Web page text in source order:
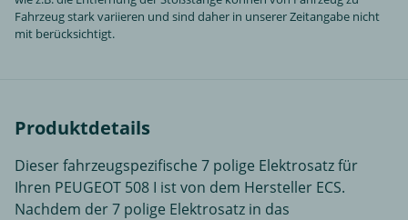
Fahrzeug stark variieren und sind daher in unserer Zeitangabe nicht
mit berücksichtigt.
Produktdetails
Dieser fahrzeugspezifische 7 polige Elektrosatz für
Ihren PEUGEOT 508 I ist von dem Hersteller ECS.
Nachdem der 7 polige Elektrosatz in das